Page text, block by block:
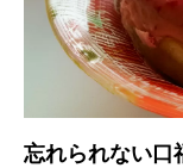
忘れられない口